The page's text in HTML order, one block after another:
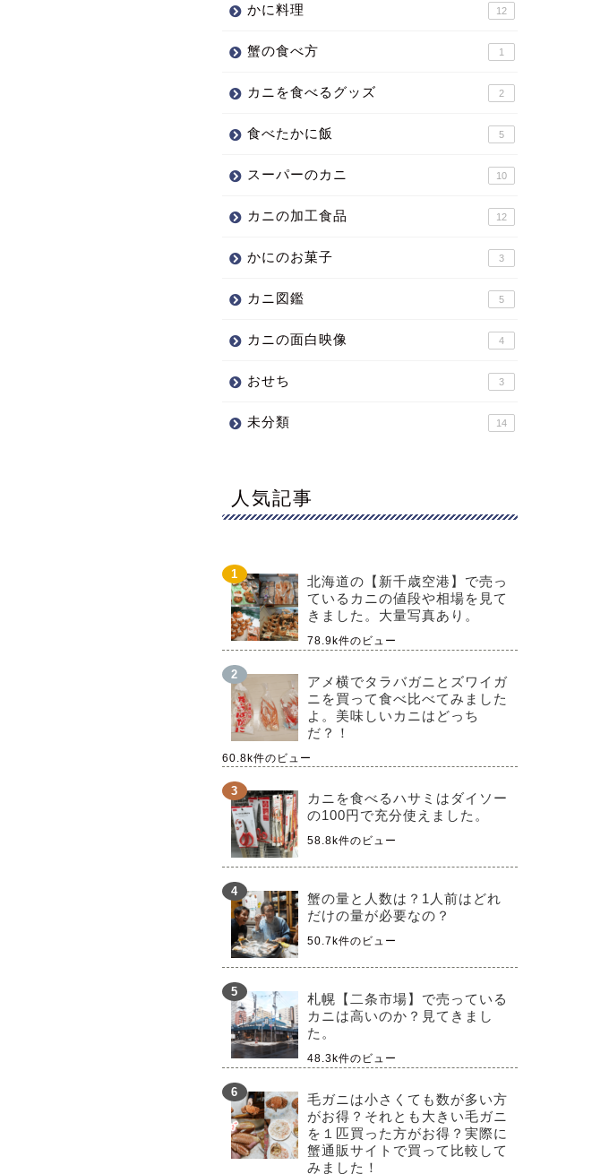
かに料理 12
蟹の食べ方 1
カニを食べるグッズ 2
食べたかに飯 5
スーパーのカニ 10
カニの加工食品 12
かにのお菓子 3
カニ図鑑 5
カニの面白映像 4
おせち 3
未分類 14
人気記事
北海道の【新千歳空港】で売っ
ているカニの値段や相場を見て
きました。大量写真あり。
78.9k件のビュー
アメ横でタラバガニとズワイガ
ニを買って食べ比べてみました
よ。美味しいカニはどっち
だ？！
60.8k件のビュー
カニを食べるハサミはダイソー
の100円で充分使えました。
58.8k件のビュー
蟹の量と人数は？1人前はどれ
だけの量が必要なの？
50.7k件のビュー
札幌【二条市場】で売っている
カニは高いのか？見てきまし
た。
48.3k件のビュー
毛ガニは小さくても数が多い方
がお得？それとも大きい毛ガニ
を１匹買った方がお得？実際に
蟹通販サイトで買って比較して
みました！